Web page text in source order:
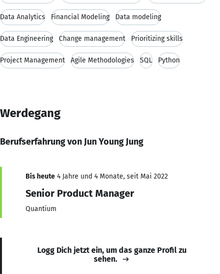
Data Analytics Financial Modeling Data modeling
Data Engineering Change management Prioritizing skills
Project Management Agile Methodologies SQL Python
Werdegang
Berufserfahrung von Jun Young Jung
Bis heute 4 Jahre und 4 Monate, seit Mai 2022
Senior Product Manager
Quantium
Logg Dich jetzt ein, um das ganze Profil zu
sehen.